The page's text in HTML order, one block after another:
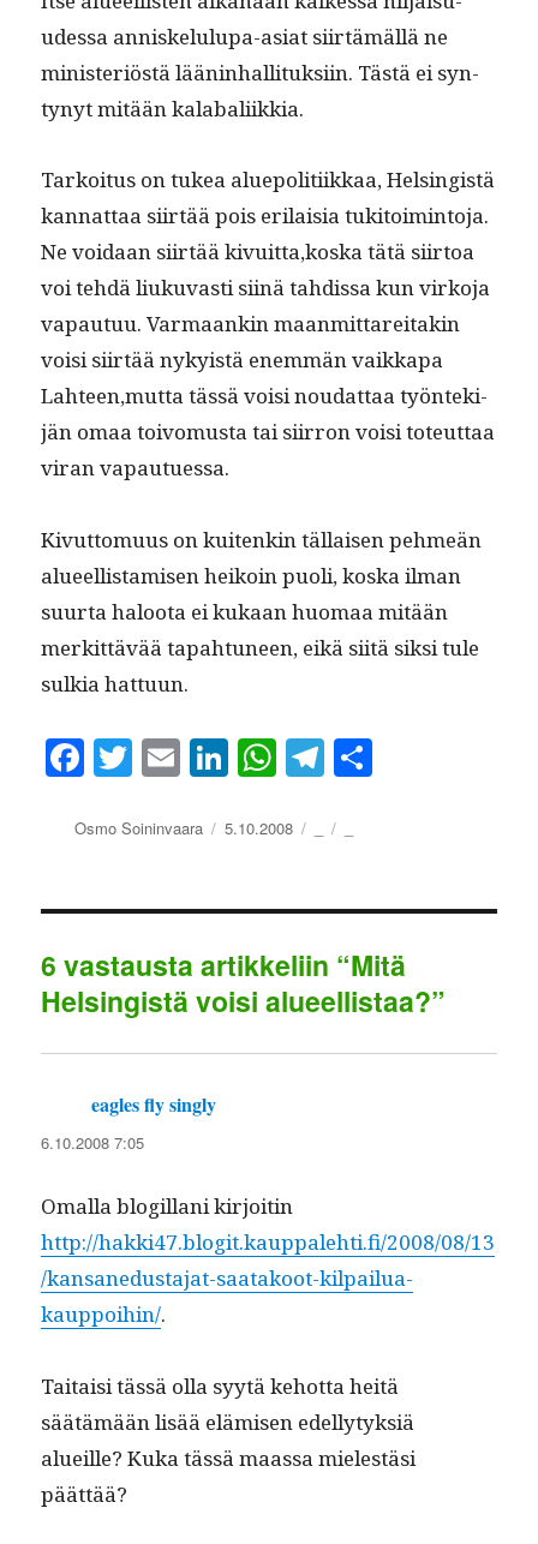
udessa anniskelulu­pa-asi­at siirtämäl­lä ne
min­is­ter­iöstä lään­in­hal­li­tuk­si­in. Tästä ei syn­
tynyt mitään kalabaliikkia.
Tarkoi­tus on tukea alue­poli­ti­ikkaa, Helsingistä
kan­nat­taa siirtää pois eri­laisia tuk­i­toim­into­ja.
Ne voidaan siirtää kivuitta,koska tätä siir­toa
voi tehdä liuku­vasti siinä tahdis­sa kun virko­ja
vapau­tuu. Var­maankin maan­mittare­itakin
voisi siirtää nyky­istä enem­män vaikka­pa
Lahteen,mutta tässä voisi nou­dat­taa työn­tek­i­
jän omaa toivo­mus­ta tai siir­ron voisi toteut­taa
viran vapautuessa.
Kivut­to­muus on kuitenkin täl­laisen pehmeän
alueel­lis­tamisen heikoin puoli, kos­ka ilman
suur­ta haloo­ta ei kukaan huo­maa mitään
merkit­tävää tapah­tuneen, eikä siitä sik­si tule
sulkia hattuun.
Fa
bo
T
tte
E
ail
Li
ed
W
ts
pp
Te
gr
m
Kirjoittaja
Osmo Soininvaara Julkaistu
5.10.2008 Kategoriat
6 vastausta artikkeliin “Mitä
Helsingistä voisi alueellistaa?”
eagles fly singly
6.10.2008 7:05
Oma­l­la blogillani kir­joitin
http://hakki47.blogit.kauppalehti.fi/2008/08/13
/kansanedustajat-saatakoot-kilpailua-
kauppoihin/.
Taitaisi tässä olla syytä kehot­ta heitä
säätämään lisää elämisen edel­ly­tyk­siä
alueille? Kuka tässä maas­sa mielestäsi
päättää?